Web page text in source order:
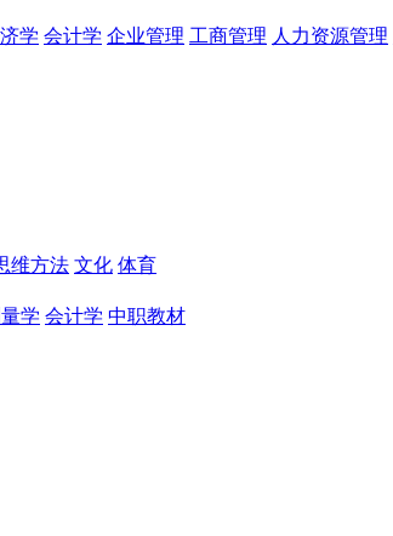
学 会计学 企业管理 工商管理 人力资源管理
维方法 文化 体育
学 会计学 中职教材